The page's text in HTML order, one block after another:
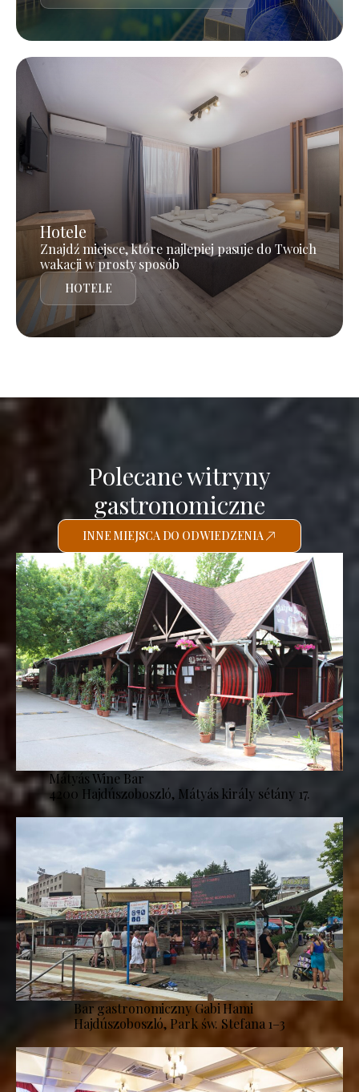
Hotele
Znajdź miejsce, które najlepiej pasuje do Twoich
wakacji w prosty sposób
HOTELE
Polecane witryny
gastronomiczne
INNE MIEJSCA DO ODWIEDZENIA
Mátyás Wine Bar
4200 Hajdúszoboszló, Mátyás király sétány 17.
Bar gastronomiczny Gabi Hami
Hajdúszoboszló, Park św. Stefana 1–3